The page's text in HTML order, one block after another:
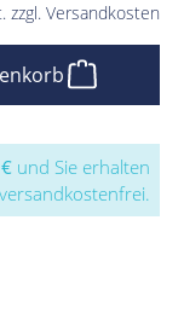
zzgl. Versandkosten
und Sie erhalten